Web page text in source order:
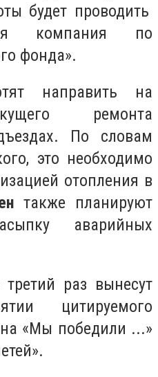
будет проводить
компания по
фонда».
направить на
ремонта
По словам
это необходимо
отопления в
также планируют
аварийных
раз вынесут
цитируемого
«Мы победили ...»